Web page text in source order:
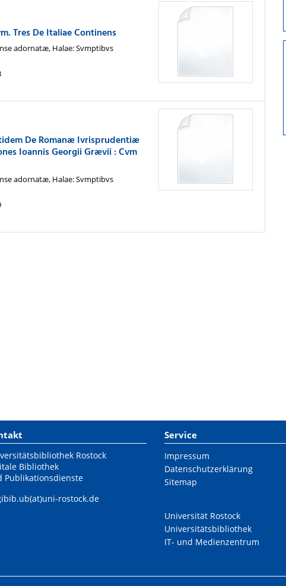
Tres De Italiae Continens
adornatæ, Halae: Svmptibvs
De Romanæ Ivrisprudentiæ
Ioannis Georgii Grævii : Cvm
adornatæ, Halae: Svmptibvs
Rostock
Bibliothek
Publikationsdienste
rostock.de
Service
Impressum
Datenschutzerklärung
Sitemap
Universität Rostock
Universitätsbibliothek
IT- und Medienzentrum